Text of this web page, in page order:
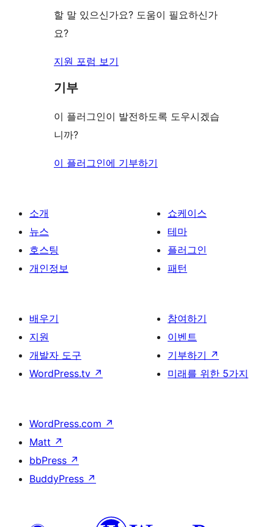
보
할 말 있으신가요? 도움이 필요하신가
요?
지원 포럼 보기
기부
이 플러그인이 발전하도록 도우시겠습
니까?
이 플러그인에 기부하기
소개
뉴스
호스팅
개인정보
쇼케이스
테마
플러그인
패턴
배우기
지원
개발자 도구
WordPress.tv ↗
참여하기
이벤트
기부하기 ↗
미래를 위한 5가지
WordPress.com ↗
Matt ↗
bbPress ↗
BuddyPress ↗